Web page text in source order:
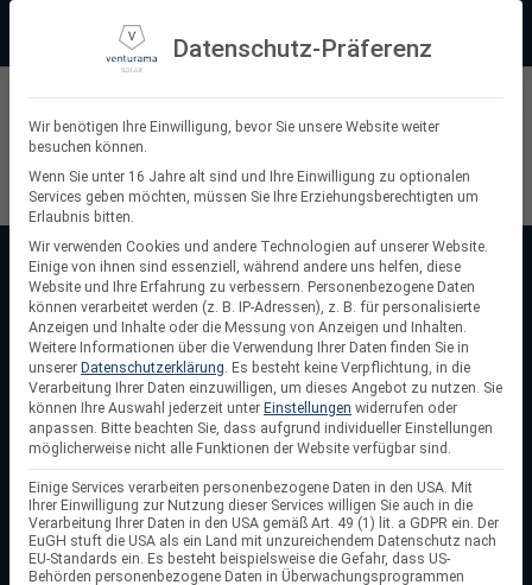
springen
+49 (0) 64 64 37 19 5 - 0
Suchen
nach:
Startseite/PV Montageschienen
PV Montageschienen
PV-Montageschienen sind ein essenzieller Bestandteil
der Unterkonstruktion und sorgen für eine sichere und
langlebige Befestigung von Solarmodulen. Die statisch
geprüften Schienen aus Aluminium EN AW-6063 T66 bieten
eine optimale Lastverteilung und hohe Stabilität auf
Satteldächern, Steildächern, Flachdächern und
Freiflächenanlagen. Dank ihrer witterungsbeständigen und
korrosionsfesten Eigenschaften gewährleisten sie eine
Datenschutz-Präferenz
Wir benötigen Ihre Einwilligung, bevor Sie unsere Website weiter
besuchen können.
Wenn Sie unter 16 Jahre alt sind und Ihre Einwilligung zu optionalen
Services geben möchten, müssen Sie Ihre Erziehungsberechtigten um
Erlaubnis bitten.
Wir verwenden Cookies und andere Technologien auf unserer Website.
Einige von ihnen sind essenziell, während andere uns helfen, diese
Website und Ihre Erfahrung zu verbessern. Personenbezogene Daten
können verarbeitet werden (z. B. IP-Adressen), z. B. für personalisierte
Anzeigen und Inhalte oder die Messung von Anzeigen und Inhalten.
Weitere Informationen über die Verwendung Ihrer Daten finden Sie in
unserer Datenschutzerklärung. Es besteht keine Verpflichtung, in die
Verarbeitung Ihrer Daten einzuwilligen, um dieses Angebot zu nutzen. Sie
können Ihre Auswahl jederzeit unter Einstellungen widerrufen oder
anpassen. Bitte beachten Sie, dass aufgrund individueller Einstellungen
möglicherweise nicht alle Funktionen der Website verfügbar sind.
Einige Services verarbeiten personenbezogene Daten in den USA. Mit
Ihrer Einwilligung zur Nutzung dieser Services willigen Sie auch in die
Verarbeitung Ihrer Daten in den USA gemäß Art. 49 (1) lit. a GDPR ein. Der
EuGH stuft die USA als ein Land mit unzureichendem Datenschutz nach
EU-Standards ein. Es besteht beispielsweise die Gefahr, dass US-
Behörden personenbezogene Daten in Überwachungsprogrammen